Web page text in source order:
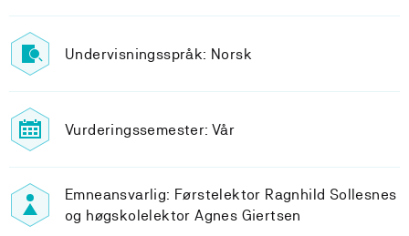
Undervisningsspråk: Norsk
Vurderingssemester: Vår
Emneansvarlig: Førstelektor Ragnhild Sollesnes
og høgskolelektor Agnes Giertsen